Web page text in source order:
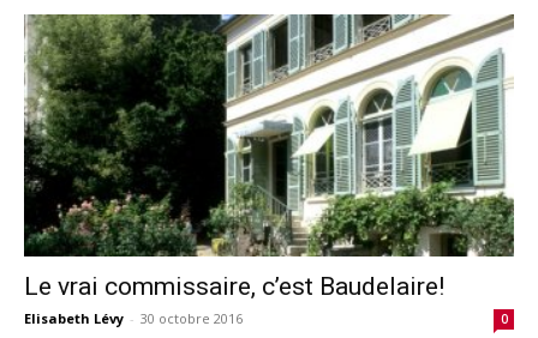
Le vrai commissaire, c’est Baudelaire!
Elisabeth Lévy - 30 octobre 2016 0